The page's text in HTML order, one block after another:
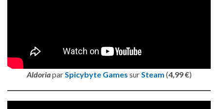
AldoriaparSpicybyte Games surSteam (4,99 €)